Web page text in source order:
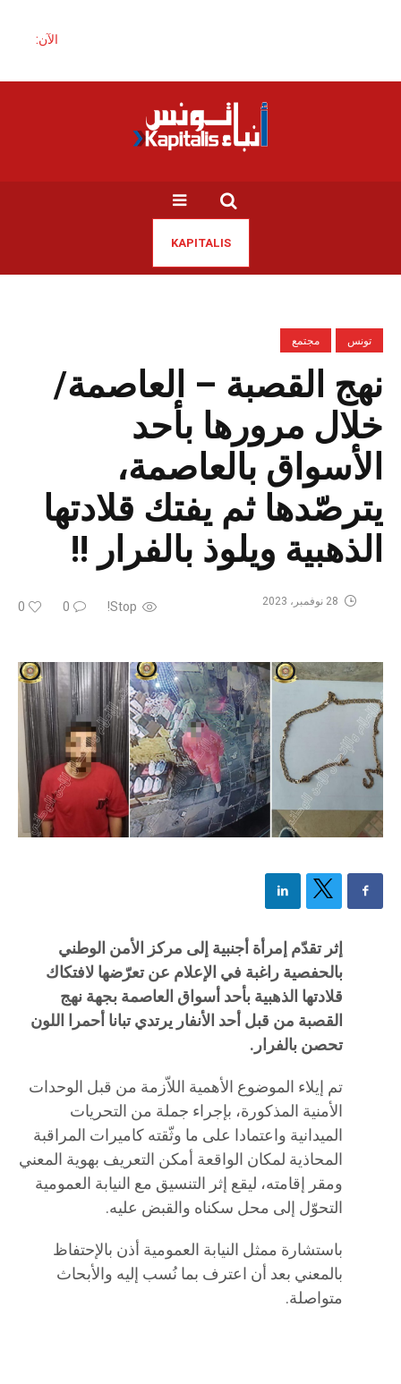
الآن:
KAPITALIS
تونس مجتمع
نهج القصبة – العاصمة/
خلال مرورها بأحد
الأسواق بالعاصمة،
يترصّدها ثم يفتك قلادتها
الذهبية ويلوذ بالفرار !!
Stop!
0
0 28 نوفمبر، 2023
إثر تقدّم إمرأة أجنبية إلى مركز الأمن الوطني
بالحفصية راغبة في الإعلام عن تعرّضها لافتكاك
قلادتها الذهبية بأحد أسواق العاصمة بجهة نهج
القصبة من قبل أحد الأنفار يرتدي تبانا أحمرا اللون
تحصن بالفرار.
تم إيلاء الموضوع الأهمية اللاّزمة من قبل الوحدات
الأمنية المذكورة، بإجراء جملة من التحريات
الميدانية واعتمادا على ما وثّقته كاميرات المراقبة
المحاذية لمكان الواقعة أمكن التعريف بهوية المعني
ومقر إقامته، ليقع إثر التنسيق مع النيابة العمومية
التحوّل إلى محل سكناه والقبض عليه.
باستشارة ممثل النيابة العمومية أذن بالإحتفاظ
بالمعني بعد أن اعترف بما نُسب إليه والأبحاث
متواصلة.